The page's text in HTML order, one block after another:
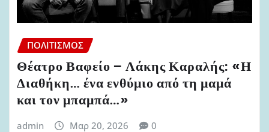
ΠΟΛΙΤΙΣΜΌΣ
Θέατρο Βαφείο – Λάκης Καραλής: «Η
Διαθήκη… ένα ενθύμιο από τη μαμά
και τον μπαμπά…»
admin Μαρ 20, 2026 0